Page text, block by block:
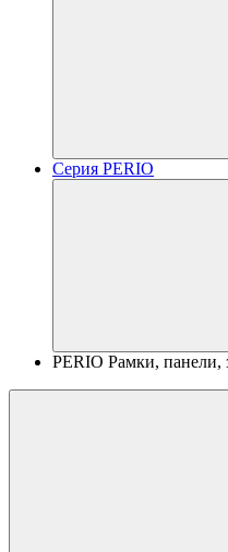
Серия PERIO
PERIO Рамки, панели,